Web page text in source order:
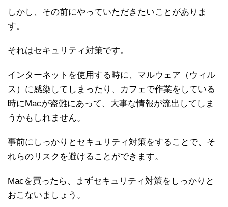
しかし、その前にやっていただきたいことがありま
す。
それはセキュリティ対策です。
インターネットを使用する時に、マルウェア（ウィル
ス）に感染してしまったり、カフェで作業をしている
時にMacが盗難にあって、大事な情報が流出してしま
うかもしれません。
事前にしっかりとセキュリティ対策をすることで、そ
れらのリスクを避けることができます。
Macを買ったら、まずセキュリティ対策をしっかりと
おこないましょう。